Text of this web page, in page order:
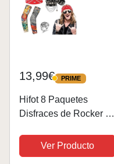
13,99€ PRIME
PRIME
Hifot 8 Paquetes
Disfraces de Rocker 70
Disfraz
Hippies,Rockero Metal
Ver Producto